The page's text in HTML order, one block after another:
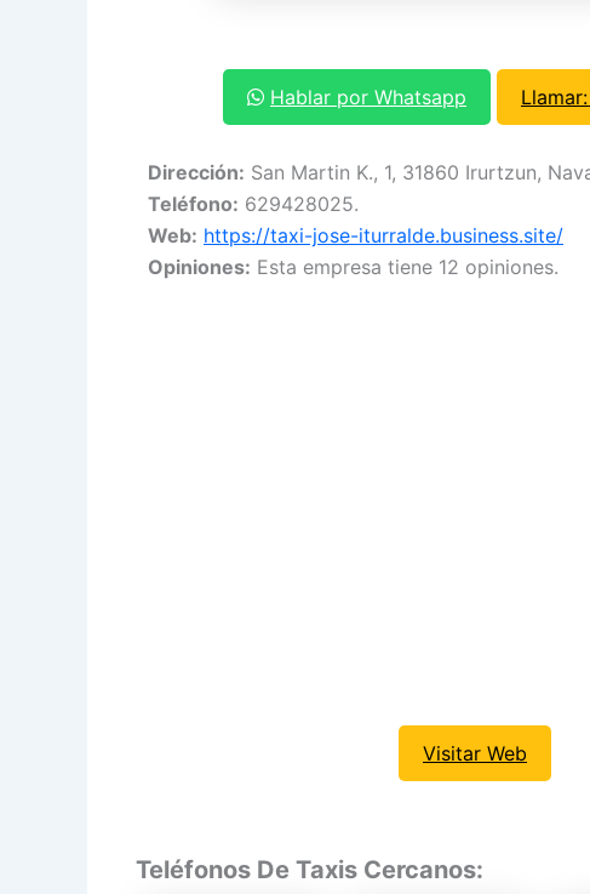
Hablar por Whatsapp
Dirección: San Martin K., 1, 31860 Irurtzun,
Teléfono: 629428025.
Web: https://taxi-jose-iturralde.business.site/
Opiniones: Esta empresa tiene 12 opiniones.
Visitar Web
Teléfonos De Taxis Cercanos: